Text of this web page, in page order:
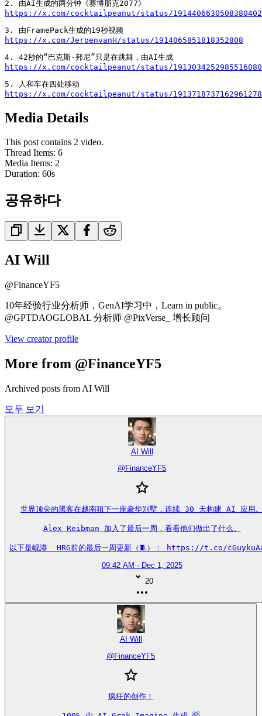
https://x.com/cocktailpeanut/status/1914406630508380402
https://x.com/JeroenvanH/status/1914065851818352808
https://x.com/cocktailpeanut/status/1913034252985516080
https://x.com/cocktailpeanut/status/1913718737162961278
Media Details
This post contains 2 video.
Thread Items: 6
Media Items: 2
Duration: 60s
공유하다
AI Will
@FinanceYF5
10年经验行业分析师，GenAI学习中，Learn in public。
@GPTDAOGLOBAL 分析师 @PixVerse_ 增长顾问
View creator profile
More from @FinanceYF5
Archived posts from AI Will
모두 보기
AI Will
@ FinanceYF5
世界顶尖的黑客在越南租下一座豪华别墅，连续 30 天构建 AI 应用
Alex Reibman 加入了最后一周，看看他们做出了什么。
以下是岘港  HRG前的最后一周更新（🧵）： https://t.co/
09:42 AM · Dec 1, 2025
20
AI Will
@FinanceYF5
疯狂的创作！